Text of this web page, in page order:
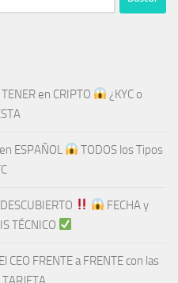
en CRIPTO
¿KYC o
ESPAÑOL
TODOS los Tipos
FECHA y
TÉCNICO
El CEO FRENTE a FRENTE con las